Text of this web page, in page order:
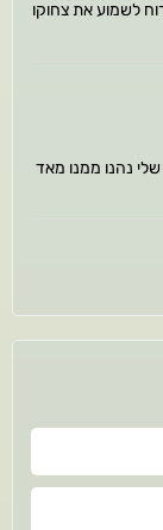
לשמוע את צחוקו
נהנו ממנו מאד